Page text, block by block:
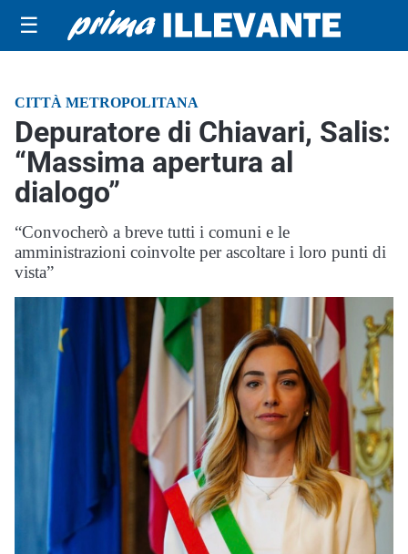
☰
CITTÀ METROPOLITANA
Depuratore di Chiavari, Salis:
“Massima apertura al
dialogo”
“Convocherò a breve tutti i comuni e le
amministrazioni coinvolte per ascoltare i loro punti di
vista”